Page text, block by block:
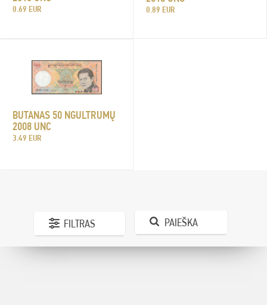
0.69 EUR 0.89 EUR
BUTANAS 50 NGULTRUMŲ
2008 UNC
3.49 EUR
FILTRAS PAIEŠKA